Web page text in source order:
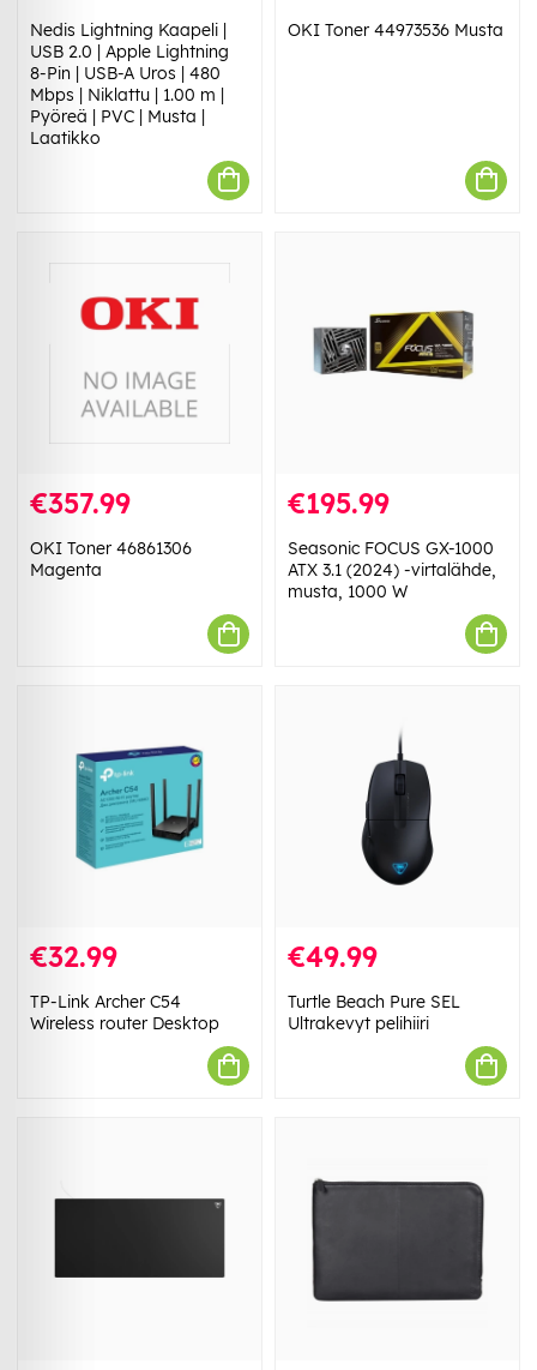
Nedis Lightning Kaapeli |
USB 2.0 | Apple Lightning
8-Pin | USB-A Uros | 480
Mbps | Niklattu | 1.00 m |
Pyöreä | PVC | Musta |
Laatikko
OKI Toner 44973536 Musta
€357.99
OKI Toner 46861306
Magenta
€195.99
Seasonic FOCUS GX-1000
ATX 3.1 (2024) -virtalähde,
musta, 1000 W
€32.99
TP-Link Archer C54
Wireless router Desktop
€49.99
Turtle Beach Pure SEL
Ultrakevyt pelihiiri